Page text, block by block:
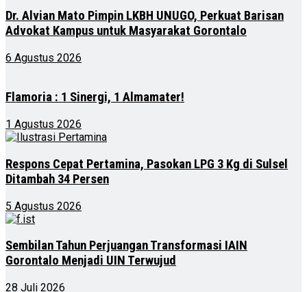
Dr. Alvian Mato Pimpin LKBH UNUGO, Perkuat Barisan
Advokat Kampus untuk Masyarakat Gorontalo
6 Agustus 2026
Flamoria : 1 Sinergi, 1 Almamater!
1 Agustus 2026
Respons Cepat Pertamina, Pasokan LPG 3 Kg di Sulsel
Ditambah 34 Persen
5 Agustus 2026
Sembilan Tahun Perjuangan Transformasi IAIN
Gorontalo Menjadi UIN Terwujud
28 Juli 2026